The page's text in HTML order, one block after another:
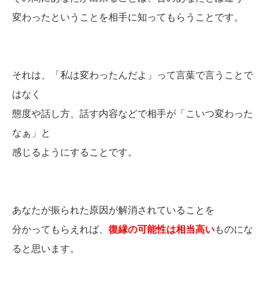
変わったということを相手に知ってもらうことです。
それは、「私は変わったんだよ」って言葉で言うことで
はなく
態度や話し方、話す内容などで相手が「こいつ変わった
なぁ」と
感じるようにすることです。
あなたが振られた原因が解消されていることを
分かってもらえれば、 復縁の可能性は相当高いものにな
ると思います。